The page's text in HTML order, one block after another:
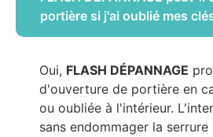
portière si j'ai oublié mes
Oui, FLASH DÉPANNAGE
d'ouverture de portière en
ou oubliée à l'intérieur.
sans endommager la